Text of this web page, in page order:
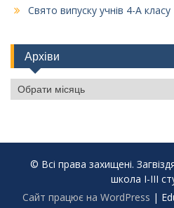
Свято випуску учнів 4-А класу
Архіви
Архіви
© Всі права захищені.
школа І-ІІІ
Сайт працює на WordPress |